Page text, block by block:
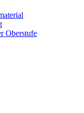
Oberstufe